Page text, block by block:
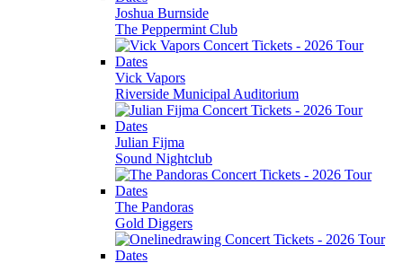
Joshua Burnside
The Peppermint Club
Vick Vapors
Riverside Municipal Auditorium
Julian Fijma
Sound Nightclub
The Pandoras
Gold Diggers